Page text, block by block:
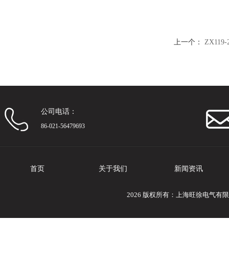
上一个：
公司电话：
86-021-56479693
首页 关于我们 新闻资讯
2026 版权所有：上海旺徐电气有